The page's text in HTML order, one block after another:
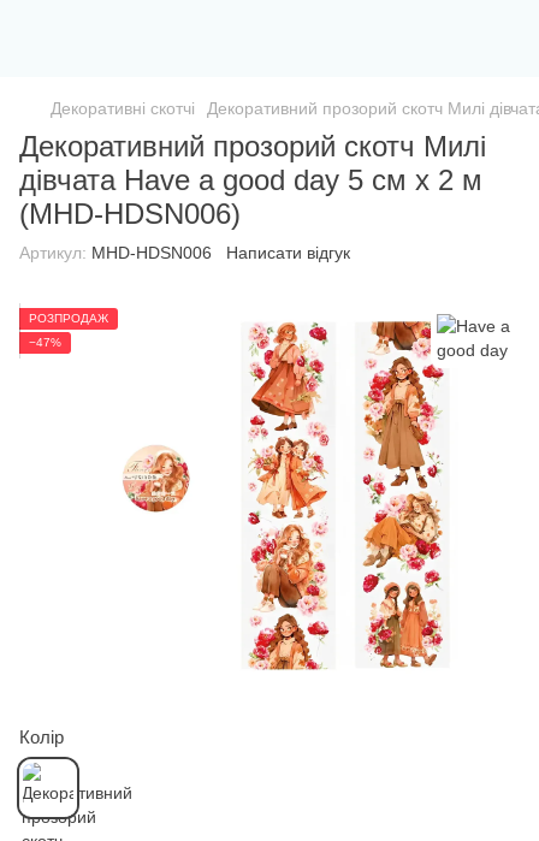
Декоративні скотчі Декоративний прозорий скотч Милі
Декоративний прозорий скотч Милі
дівчата Have a good day 5 см х 2 м
(MHD-HDSN006)
Артикул: MHD-HDSN006 Написати відгук
РОЗПРОДАЖ
−47%
Колір